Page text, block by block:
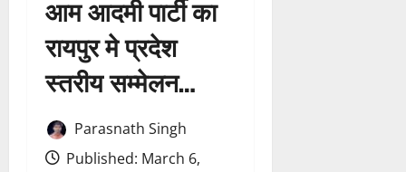
आम आदमी पार्टी का
रायपुर मे प्रदेश
स्तरीय सम्मेलन…
Parasnath Singh
Published: March 6,